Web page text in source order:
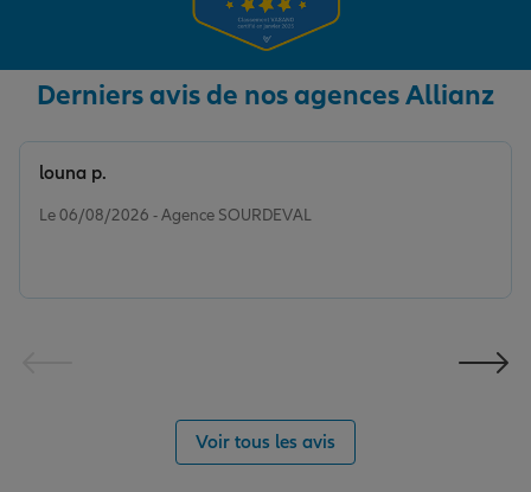
Derniers avis de nos agences Allianz
Le 06/08/2026 - Agence SOURDEVAL
louna p.
Voir tous les avis